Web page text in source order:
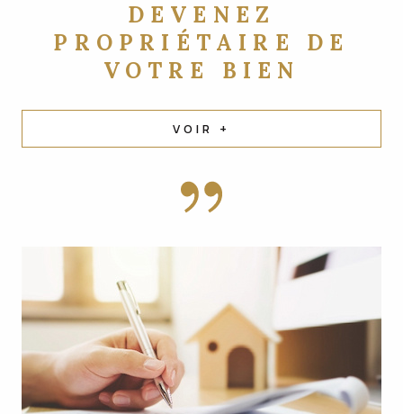
DEVENEZ
PROPRIÉTAIRE DE
VOTRE BIEN
VOIR +